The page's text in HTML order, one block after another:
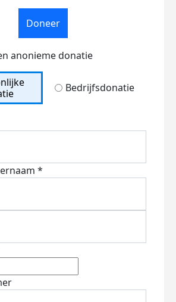
Doneer
anonieme donatie
Bedrijfsdonatie
*